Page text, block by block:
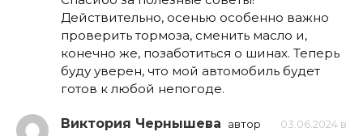
Действительно, осенью особенно важно
проверить тормоза, сменить масло и,
конечно же, позаботиться о шинах. Теперь
буду уверен, что мой автомобиль будет
готов к любой непогоде.
Виктория Чернышева автор
03.06.2024 в